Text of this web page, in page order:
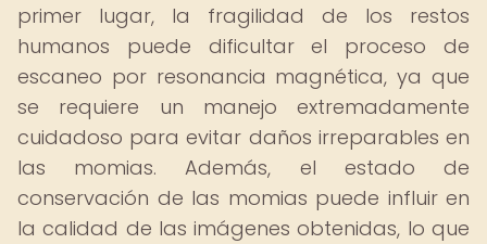
primer lugar, la fragilidad de los restos
humanos puede dificultar el proceso de
escaneo por resonancia magnética, ya que
se requiere un manejo extremadamente
cuidadoso para evitar daños irreparables en
las momias. Además, el estado de
conservación de las momias puede influir en
la calidad de las imágenes obtenidas, lo que